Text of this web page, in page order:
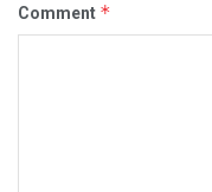
Comment *